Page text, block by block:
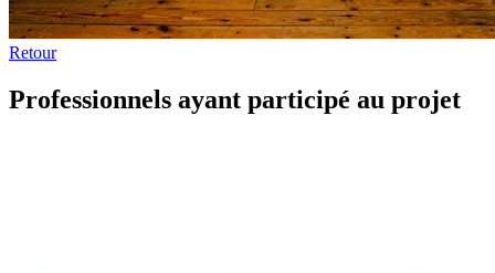
Retour
Professionnels ayant participé au projet